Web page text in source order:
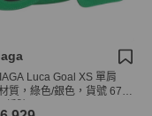
Luca Goal XS 單肩
質，綠色/銀色，貨號 671